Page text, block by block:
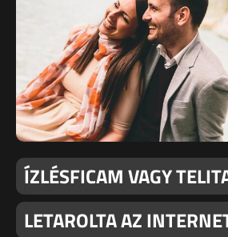
ÍZLÉSFICAM VAGY
LETAROLTA AZ